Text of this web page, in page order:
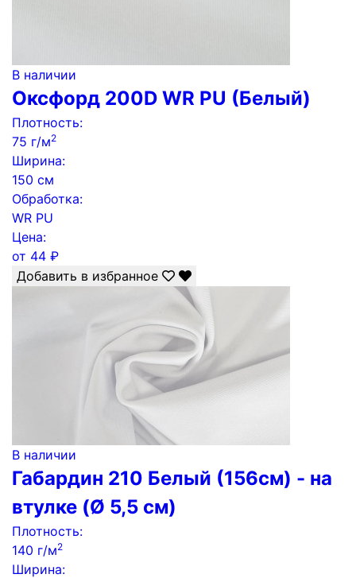
В наличии
Оксфорд 200D WR PU (Белый)
Плотность:
75 г/м2
Ширина:
150 см
Обработка:
WR PU
Цена:
от 44 ₽
Добавить в избранное
В наличии
Габардин 210 Белый (156см) - на
втулке (Ø 5,5 см)
Плотность:
140 г/м2
Ширина: